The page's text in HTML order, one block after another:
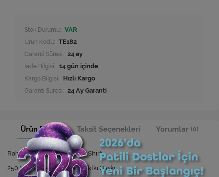
Stok Durumu: VAR
Ürün Kodu: TE182
Garanti Süresi: 24 ay
İade Bilgisi:
Kargo Bilgisi: Hızlı Kargo
Garanti Süresi: 24 Ay Garanti
Ürün Bilgisi Taksit Seçenekleri Yorumlar (0)
Rahat Kesim Özel Baskılı T-Shirt
250 Yıkamaya Kadar Dayanıklkı Baskı